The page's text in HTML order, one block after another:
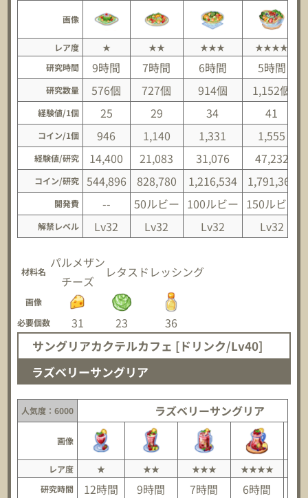
画像
レア度 ★ ★★ ★★★
★★★★
研究時間
9時間 7時間 6時間 5時間
研究数量 576個 727個 914個 1,152個
経験値/1個 25 29 34 41
コイン/1個 946 1,140 1,331 1,555
経験値/研究 14,400 21,083 31,076 47,232
コイン/研究 544,896 828,780 1,216,534 1,791,360
開発費 -- 50ルビー 100ルビー 150ルビー
解禁レベル Lv32 Lv32 Lv32 Lv32
材料名
パルメザン
チーズ
レタス ドレッシング
画像
必要個数
31 23 36
サングリアカクテルカフェ [ドリンク/Lv40]
ラズベリーサングリア
人気度：6000 ラズベリーサングリア
画像
レア度 ★ ★★ ★★★ ★★★★
研究時間
12時間 9時間 7時間 6時間